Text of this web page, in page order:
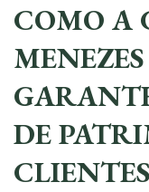
COMO A
DE